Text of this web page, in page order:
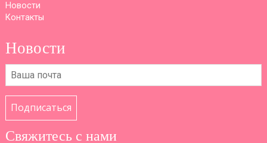
Новости
Контакты
Новости
Подписаться
Свяжитесь с нами